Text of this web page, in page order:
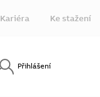
Kariéra Ke stažení
Přihlášení